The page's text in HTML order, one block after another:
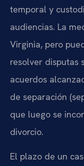
temporal y
audiencias. La
Virginia, pero
resolver disputas
acuerdos
de separación
que luego se
divorcio.
El plazo de un